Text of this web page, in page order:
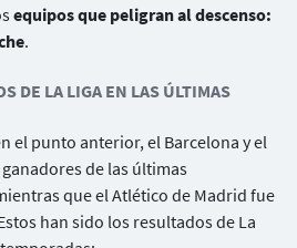
equipos que peligran al descenso:
.
DE LA LIGA EN LAS ÚLTIMAS
el punto anterior, el Barcelona y el
de las últimas
que el Atlético de Madrid fue
han sido los resultados de La